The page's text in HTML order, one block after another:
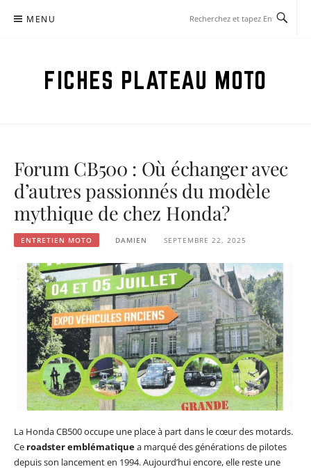
MENU
FICHES PLATEAU MOTO
Forum CB500 : Où échanger avec
d’autres passionnés du modèle
mythique de chez Honda?
ENTRETIEN MOTO DAMIEN SEPTEMBRE 22, 2025
La Honda CB500 occupe une place à part dans le cœur des motards.
Ce roadster emblématiquea marqué des générations de pilotes
depuis son lancement en 1994. Aujourd’hui encore, elle reste une